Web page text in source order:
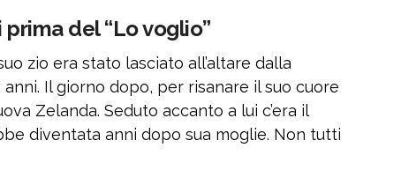
del “Lo voglio”
zio era stato lasciato all’altare dalla
Il giorno dopo, per risanare il suo cuore
Zelanda. Seduto accanto a lui c’era il
diventata anni dopo sua moglie. Non tutti